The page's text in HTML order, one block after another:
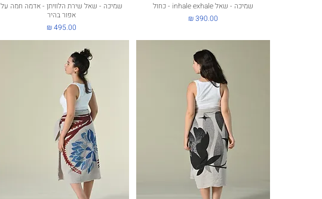
תצוגה מהירהשמיכה - שאל inhale exhale - כחול
מחיר
תצוגה מהירה
שמיכה - שאל שירת הלוויתן - אדמה חמה על
אפור בהיר
מחיר